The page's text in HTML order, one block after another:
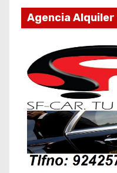
Agencia